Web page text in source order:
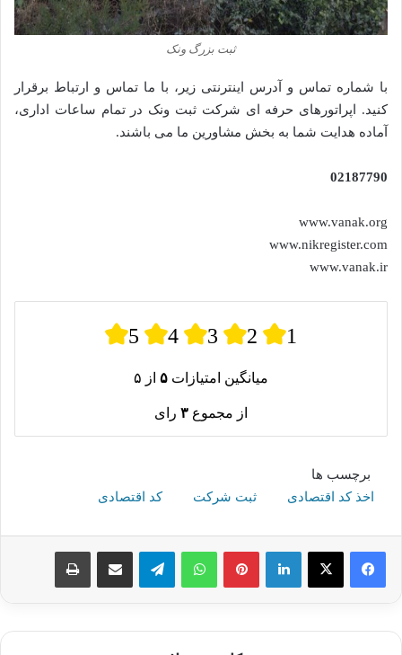
ثبت بزرگ ونک
با شماره تماس و آدرس اینترنتی زیر، با ما تماس و ارتباط برقرار
کنید. اپراتورهای حرفه ای شرکت ثبت ونک در تمام ساعات اداری،
آماده هدایت شما به بخش مشاورین ما می باشند.
02187790
www.vanak.org
www.nikregister.com
www.vanak.ir
5 4 3 2 1
میانگین امتیازات ۵ از ۵
از مجموع ۳ رای
برچسب ها
اخذ کد اقتصادی
ثبت شرکت کد اقتصادی
لینکدین پینترستواتس آپ تلگرام اشتراک گذاری از طریق ایمیل چاپ